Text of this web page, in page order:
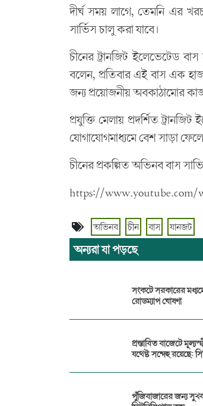
দীর্ঘ সময় লাগে, তেমনি এর
সার্ভিস চালু করা যাবে।
চীনের ট্রানজিট ইলেভেটেড বাস
বলেন, প্রতিবার এই বাস এক
জন্য প্রয়োজনীয় অবকাঠামোর
প্রযুক্তি মেলায় প্রদর্শিত
যোগাযোগমাধ্যমে বেশ সাড়া
চীনের প্রকল্পিত অভিনব বাস
https://www.youtube.com/
অভিনব চীন বাস যানজট
অন্যরা যা পড়ছে
সংকটে সরকারের
রোডম্যাপ ঘোষণা
প্রস্তাবিত বাজেটে
যথেষ্ট সন্দেহ রয়েছে:
পুঁজিবাজারের জন্য